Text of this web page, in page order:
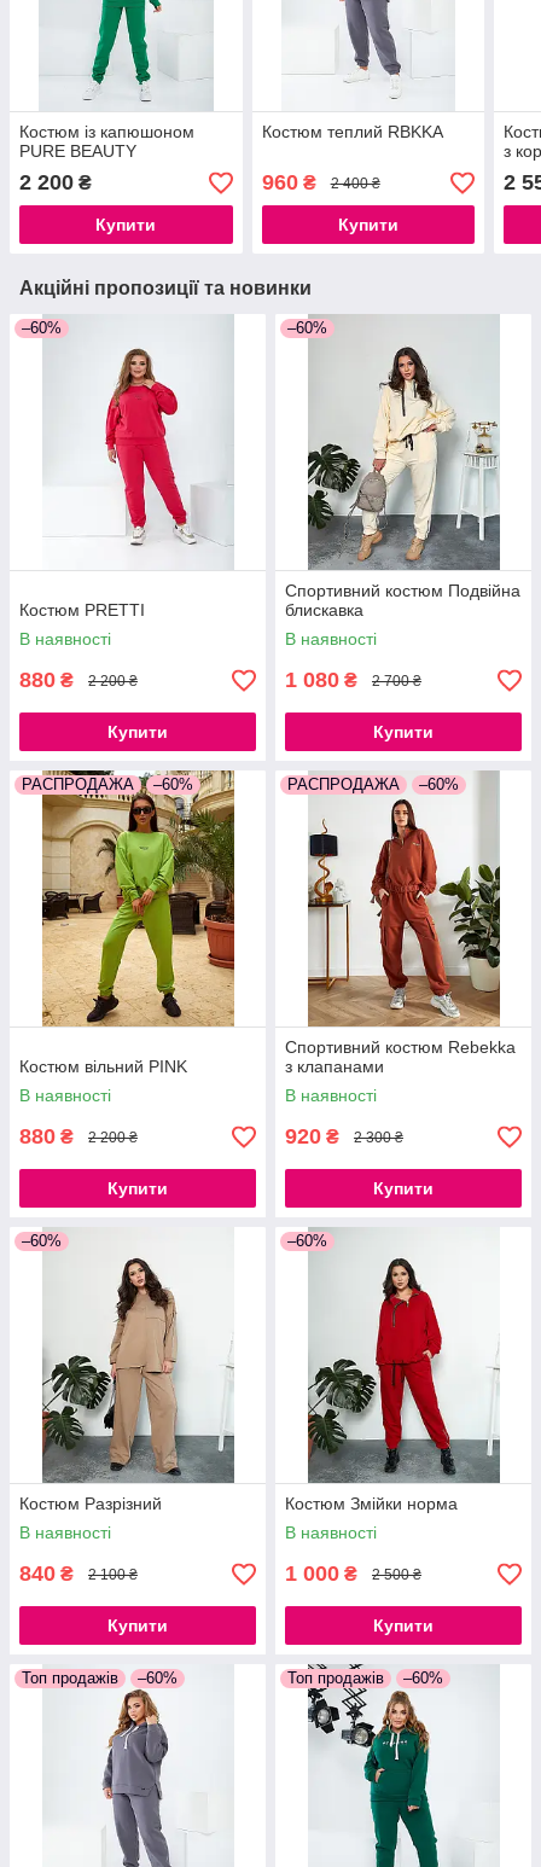
Костюм із капюшоном
PURE BEAUTY
2 200 ₴
Купити
Костюм теплий RBKKA
960₴ 2 400 ₴
Купити
з
2
Акційні пропозиції та новинки
–60%
Костюм PRETTI
В наявності
880 ₴ 2 200 ₴
Купити
–60%
Спортивний костюм Подвійна
блискавка
В наявності
1 080 ₴ 2 700 ₴
Купити
РАСПРОДАЖА –60%
Костюм вільний PINK
В наявності
880 ₴ 2 200 ₴
Купити
РАСПРОДАЖА –60%
Спортивний костюм Rebekka
з клапанами
В наявності
920 ₴ 2 300 ₴
Купити
–60%
Костюм Разрізний
В наявності
840 ₴ 2 100 ₴
Купити
–60%
Костюм Змійки норма
В наявності
1 000 ₴ 2 500 ₴
Купити
Топ продажів –60% Топ продажів –60%